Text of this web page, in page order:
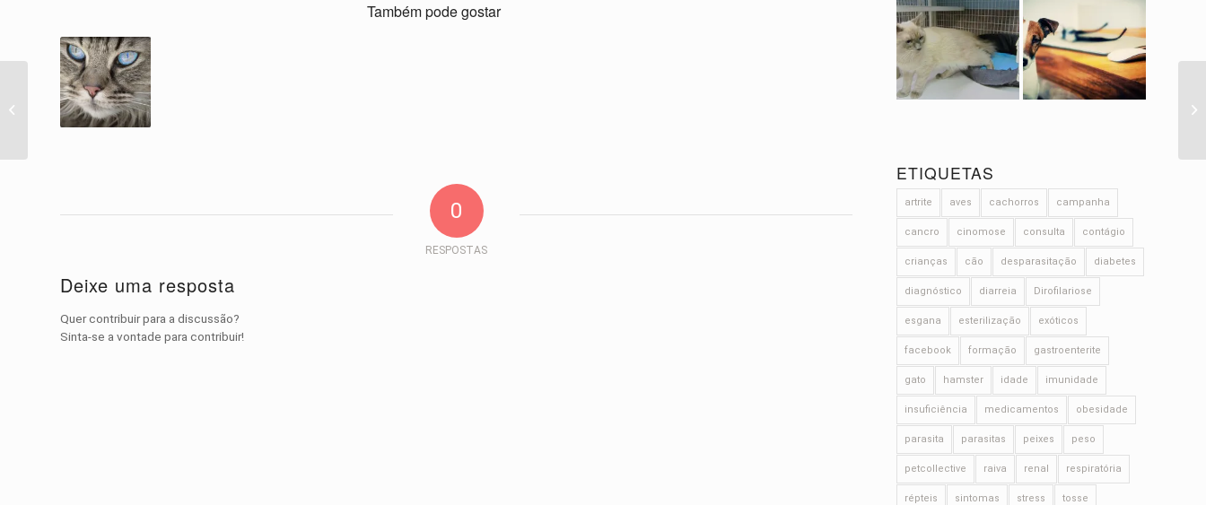
Também pode gostar
0
RESPOSTAS
Deixe uma resposta
Quer contribuir para a discussão?
Sinta-se a vontade para contribuir!
ETIQUETAS
artrite aves cachorros campanha
cancro cinomose consulta contágio
crianças cão desparasitação diabetes
diagnóstico diarreia Dirofilariose
esgana esterilização exóticos
facebook formação gastroenterite
gato hamster idade imunidade
insuficiência medicamentos obesidade
parasita parasitas peixes peso
petcollective raiva renal respiratória
répteis sintomas stress tosse
13 engraçado gatinho
Videos compilação